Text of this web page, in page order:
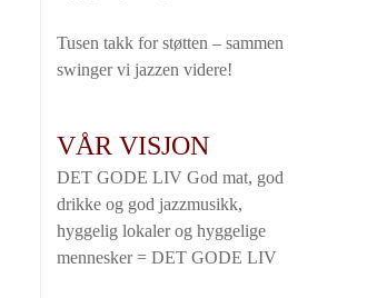
Tusen takk for støtten – sammen
swinger vi jazzen videre!
VÅR VISJON
DET GODE LIV God mat, god
drikke og god jazzmusikk,
hyggelig lokaler og hyggelige
mennesker = DET GODE LIV